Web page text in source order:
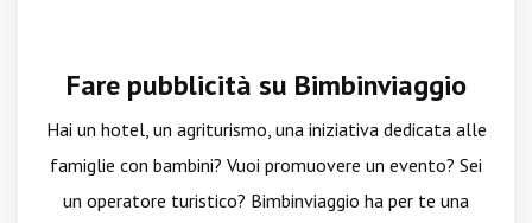
Fare pubblicità su Bimbinviaggio
Hai un hotel, un agriturismo, una iniziativa dedicata alle
famiglie con bambini? Vuoi promuovere un evento? Sei
un operatore turistico? Bimbinviaggio ha per te una